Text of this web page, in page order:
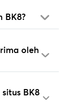
BK8?
oleh
BK8